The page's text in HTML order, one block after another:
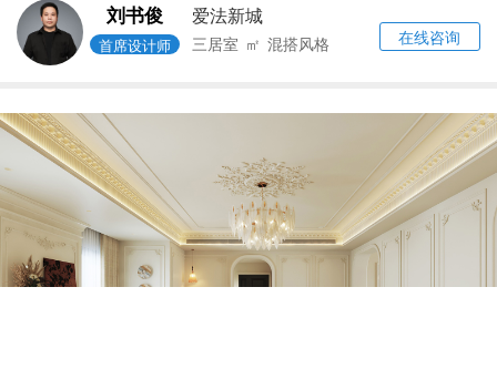
刘书俊
首席设计师
爱法新城
三居室 ㎡ 混搭风格 在线咨询